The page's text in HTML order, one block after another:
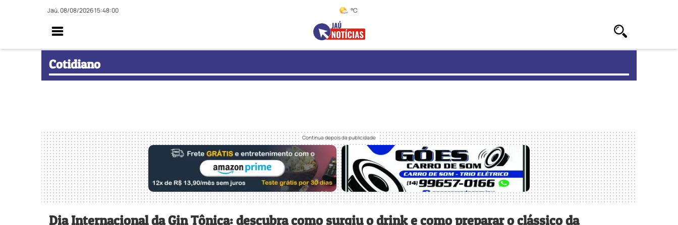
Jaú, 08/08/2026 15:48:01 °C
Cotidiano
Dia Internacional da Gin Tônica: descubra como surgiu o drink e como preparar o clássico da